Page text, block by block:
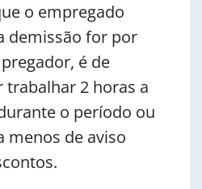
o empregado
demissão for por
é de
2 horas a
o período ou
menos de aviso